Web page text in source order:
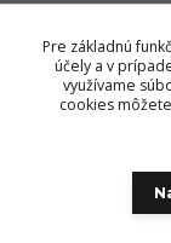
+421 903 563 637
info@pozorpes.sk
Pre základnú
účely a v
využívame
cookies